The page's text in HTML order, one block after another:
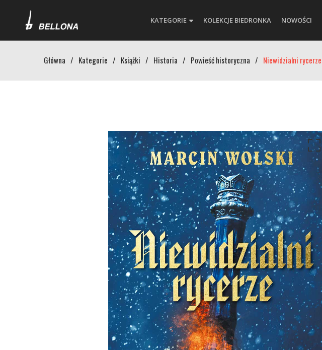
KATEGORIE KOLEKCJE BIEDRONKA NOWOŚCI
Główna / Kategorie / Książki / Historia / Powieść historyczna / Niewidzialni rycerze